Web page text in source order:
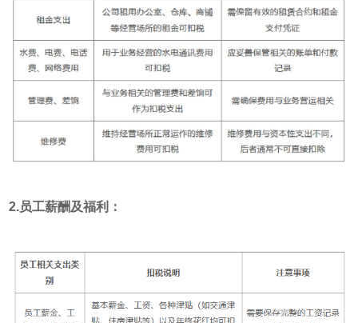
2.员工薪酬及福利：